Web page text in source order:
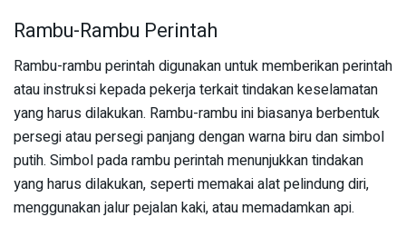
Rambu-Rambu Perintah
Rambu-rambu perintah digunakan untuk memberikan perintah
atau instruksi kepada pekerja terkait tindakan keselamatan
yang harus dilakukan. Rambu-rambu ini biasanya berbentuk
persegi atau persegi panjang dengan warna biru dan simbol
putih. Simbol pada rambu perintah menunjukkan tindakan
yang harus dilakukan, seperti memakai alat pelindung diri,
menggunakan jalur pejalan kaki, atau memadamkan api.